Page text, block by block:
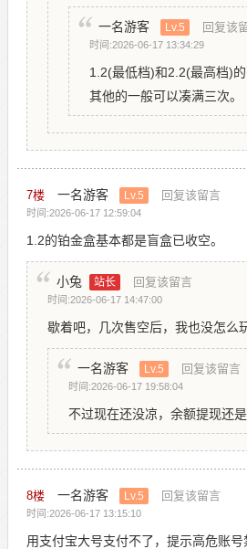
一名游客 Lv.5 回复该
时间:2026-06-17 13:34:29
1.2(最低档)和2.2(最高档)的
其他的一般可以凑满三次。
7楼 一名游客 Lv.5 回复该留言
时间:2026-06-17 12:59:04
1.2的铂金盒基本都是盲盒已收空。
小兔 站长 回复该留言
时间:2026-06-17 14:47:00
歇着吧，几次售空后，我也没怎么
一名游客 Lv.5 回复该留言
时间:2026-06-17 19:58:04
不过现在还没凉，余额提现还是
8楼 一名游客 Lv.5 回复该留言
时间:2026-06-17 13:15:10
用支付宝大号支付不了，提示高危账